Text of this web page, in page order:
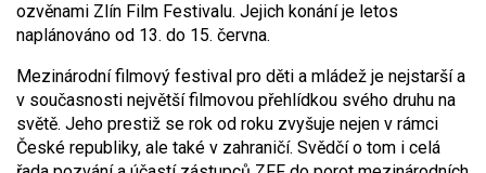
ozvěnami Zlín Film Festivalu. Jejich konání je letos
naplánováno od 13. do 15. června.
Mezinárodní filmový festival pro děti a mládež je nejstarší a
v současnosti největší filmovou přehlídkou svého druhu na
světě. Jeho prestiž se rok od roku zvyšuje nejen v rámci
České republiky, ale také v zahraničí. Svědčí o tom i celá